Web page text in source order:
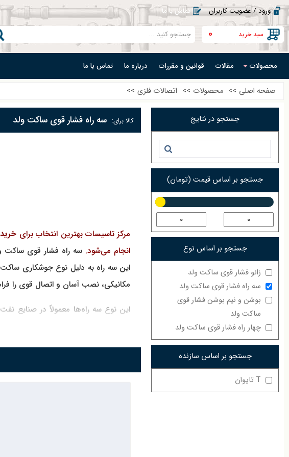
ورود / عضویت کاربران تماس با ما
سبد خرید 0
محصولات مقالات قوانین و مقررات درباره ما تماس با ما
صفحه اصلی >> محصولات >> اتصالات فلزی >>
جستجو در نتایج
جستجو بر اساس قیمت (تومان)
جستجو بر اساس نوع
زانو فشار قوی ساکت ولد
سه راه فشار قوی ساکت ولد
بوشن و نیم بوشن فشار قوی
ساکت ولد
چهار راه فشار قوی ساکت ولد
جستجو بر اساس سازنده
T تایوان
کالا برای: سه راه فشار قوی ساکت ولد
مرکز تاسیسات بهترین انتخاب برای
انجام می‌شود. سه راه فشار قوی ساکت
این سه راه به دلیل نوع جوشکاری ساکت
مکانیکی، نصب آسان و اتصال قوی را
این نوع سه راه‌ها معمولاً در صنایع
فراهم می‌کند و انتخاب مناسب این